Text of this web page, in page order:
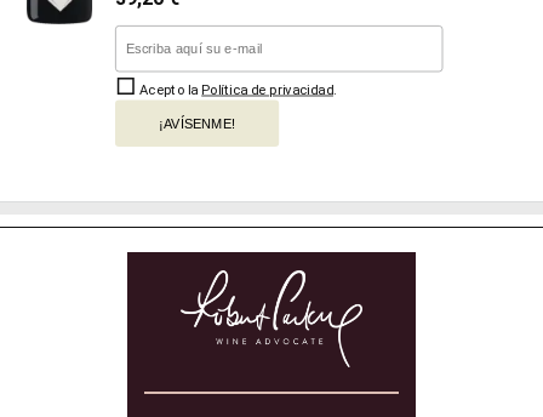
Acepto la Política de privacidad
¡AVÍSENME!